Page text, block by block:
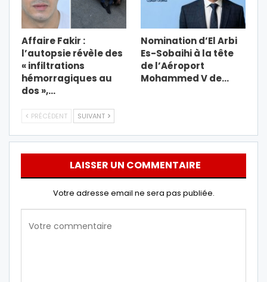
Affaire Fakir :
l’autopsie révèle des
« infiltrations
hémorragiques au
dos »,…
Nomination d’El Arbi
Es-Sobaihi à la tête
de l’Aéroport
Mohammed V de…
PRÉCÉDENT SUIVANT
LAISSER UN COMMENTAIRE
Votre adresse email ne sera pas publiée.